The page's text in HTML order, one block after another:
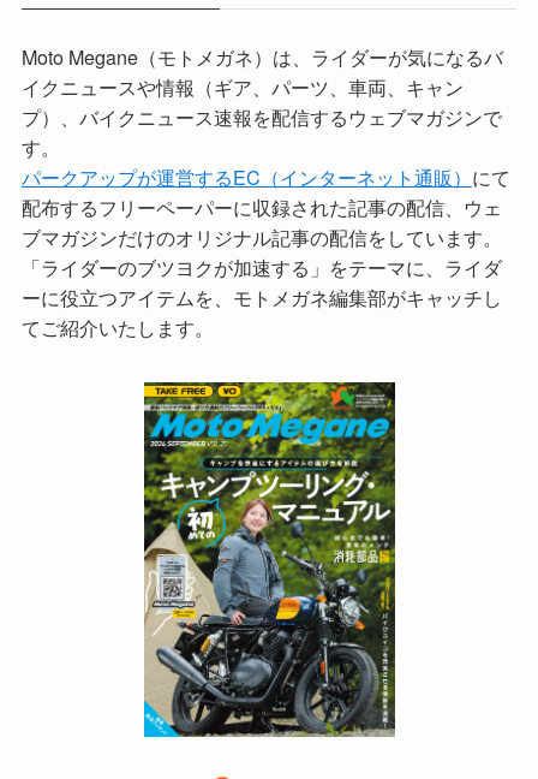
Moto Megane（モトメガネ）は、ライダーが気になるバ
イクニュースや情報（ギア、パーツ、車両、キャン
プ）、バイクニュース速報を配信するウェブマガジンで
す。
パークアップが運営するEC（インターネット通販） にて
配布するフリーペーパーに収録された記事の配信、ウェ
ブマガジンだけのオリジナル記事の配信をしています。
「ライダーのブツヨクが加速する」をテーマに、ライダ
ーに役立つアイテムを、モトメガネ編集部がキャッチし
てご紹介いたします。